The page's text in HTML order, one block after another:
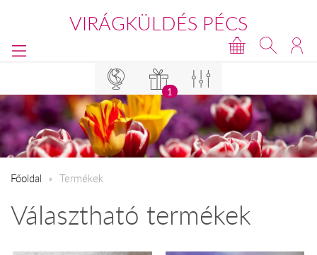
VIRÁGKÜLDÉS PÉCS
1
Főoldal Termékek
Választható termékek